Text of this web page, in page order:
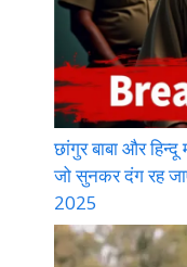
छांगुर बाबा और
जो सुनकर दंग रह
2025